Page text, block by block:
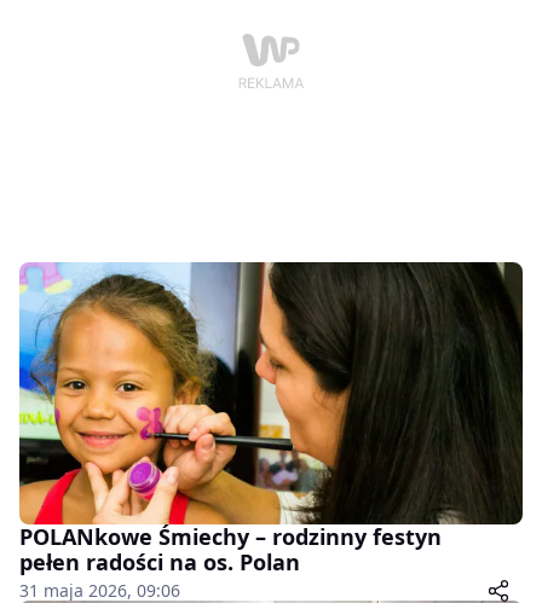
POLANkowe Śmiechy – rodzinny festyn
pełen radości na os. Polan
31 maja 2026, 09:06